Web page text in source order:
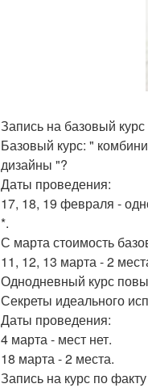
Запись на базовый
Базовый курс: "
дизайны "?
Даты проведения:
17, 18, 19 февраля -
*.
С марта стоимость
11, 12, 13 марта - 2
Однодневный курс
Секреты идеального
Даты проведения:
4 марта - мест нет.
18 марта - 2 места.
Запись на курс по